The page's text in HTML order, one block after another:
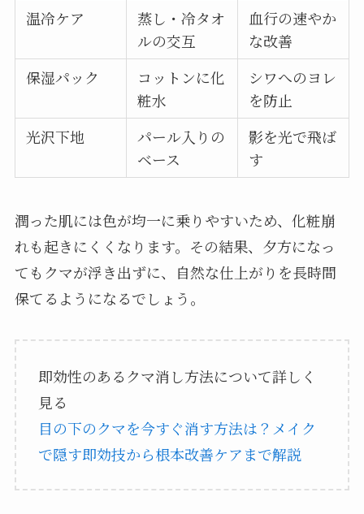
温冷ケア
蒸し・冷タオ
ルの交互
血行の速やか
な改善
保湿パック
コットンに化
粧水
シワへのヨレ
を防止
光沢下地
パール入りの
ベース
影を光で飛ば
す
潤った肌には色が均一に乗りやすいため、化粧崩
れも起きにくくなります。その結果、夕方になっ
てもクマが浮き出ずに、自然な仕上がりを長時間
保てるようになるでしょう。
即効性のあるクマ消し方法について詳しく
見る
目の下のクマを今すぐ消す方法は？メイク
で隠す即効技から根本改善ケアまで解説